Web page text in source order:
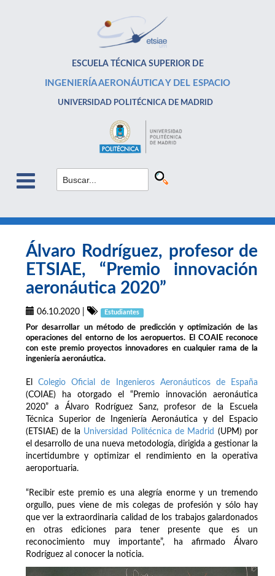
ESCUELA TÉCNICA SUPERIOR DE
INGENIERÍA AERONÁUTICA Y DEL ESPACIO
UNIVERSIDAD POLITÉCNICA DE MADRID
Álvaro Rodríguez, profesor de
ETSIAE, “Premio innovación
aeronáutica 2020”
06.10.2020 Estudiantes
Por desarrollar un método de predicción y optimización de las
operaciones del entorno de los aeropuertos. El COAIE reconoce
con este premio proyectos innovadores en cualquier rama de la
ingeniería aeronáutica.
ElColegio Oficial de Ingenieros Aeronáuticos de España
(COIAE) ha otorgado el “Premio innovación aeronáutica
2020” a Álvaro Rodríguez Sanz, profesor de la Escuela
Técnica Superior de Ingeniería Aeronáutica y del Espacio
(ETSIAE) de la Universidad Politécnica de Madrid (UPM) por
el desarrollo de una nueva metodología, dirigida a gestionar la
incertidumbre y optimizar el rendimiento en la operativa
aeroportuaria.
“Recibir este premio es una alegría enorme y un tremendo
orgullo, pues viene de mis colegas de profesión y sólo hay
que ver la extraordinaria calidad de los trabajos galardonados
en otras ediciones para tener presente que es un
reconocimiento muy importante”, ha afirmado Álvaro
Rodríguez al conocer la noticia.